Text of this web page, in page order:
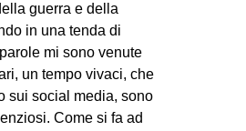
guerra e della
in una tenda di
mi sono venute
un tempo vivaci, che
sui social media, sono
Come si fa ad